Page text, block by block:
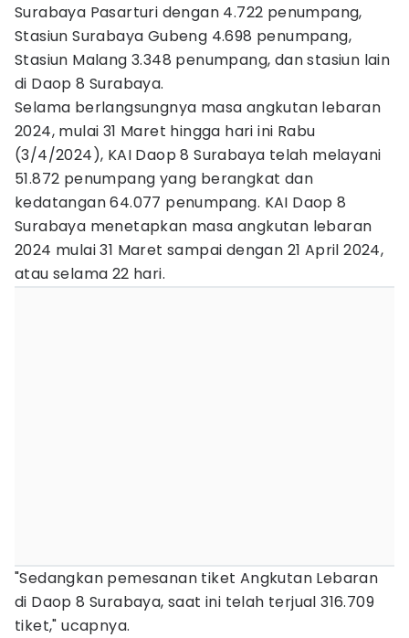
Surabaya Pasarturi dengan 4.722 penumpang,
Stasiun Surabaya Gubeng 4.698 penumpang,
Stasiun Malang 3.348 penumpang, dan stasiun lain
di Daop 8 Surabaya.
Selama berlangsungnya masa angkutan lebaran
2024, mulai 31 Maret hingga hari ini Rabu
(3/4/2024), KAI Daop 8 Surabaya telah melayani
51.872 penumpang yang berangkat dan
kedatangan 64.077 penumpang. KAI Daop 8
Surabaya menetapkan masa angkutan lebaran
2024 mulai 31 Maret sampai dengan 21 April 2024,
atau selama 22 hari.
"Sedangkan pemesanan tiket Angkutan Lebaran
di Daop 8 Surabaya, saat ini telah terjual 316.709
tiket," ucapnya.